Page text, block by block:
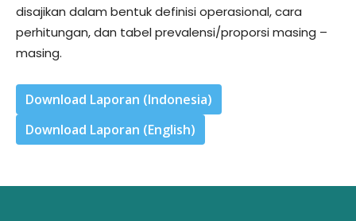
disajikan dalam bentuk definisi operasional, cara
perhitungan, dan tabel prevalensi/proporsi masing –
masing.
Download Laporan (Indonesia)
Download Laporan (English)